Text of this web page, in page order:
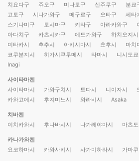
치요다구
쥬오구 미나토구 신주쿠구 분쿄
고토구
시나가와구 메구로구 오타구 세타
스기나미구
토시마구 키타구 아라카와구
아다치구
카츠시카구 에도가와구 하치오지시
미타카시
후추시 아키시마시 쵸후시 마치
코쿠분지시
히가시쿠루메시 타마시 니시도
Inagi
사이타마켄
사이타마시
가와구치시 토다시 니이자시
카와고에시
후지미노시 와라비시 Asaka
치바켄
이치카와시
후나바시시 나가레야마시 마츠
카나가와켄
요코하마시
카와사키시 사가미하라시 가마